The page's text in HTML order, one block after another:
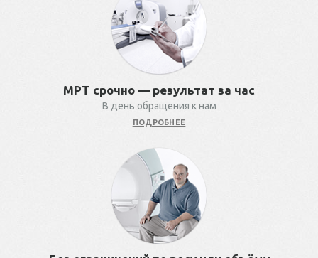
МРТ срочно — результат за час
В день обращения к нам
ПОДРОБНЕЕ